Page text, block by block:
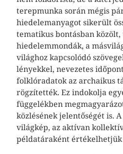
terepmunka során mégis
hiedelemanyagot sikerült
tematikus bontásban
hiedelemmondák, a
világhoz kapcsolódó
lényekkel, nevezetes
folklóradatok az archaikus
rögzítették. Ez indokolja
függelékben
közlésének jelentőségét is.
világkép, az aktívan
példatáraként értékelhetjük